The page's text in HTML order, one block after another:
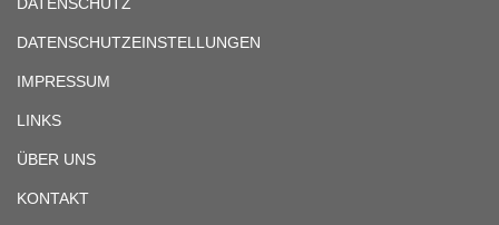
DATENSCHUTZEINSTELLUNGEN
IMPRESSUM
LINKS
ÜBER UNS
KONTAKT